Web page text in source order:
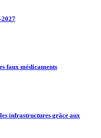
2027
faux médicaments
infrastructures grâce aux